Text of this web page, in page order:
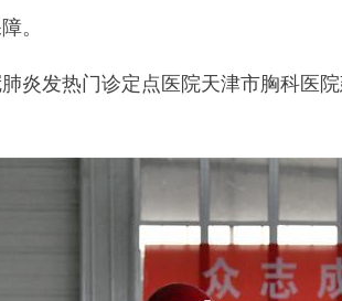
。
热门诊定点医院天津市胸科医院